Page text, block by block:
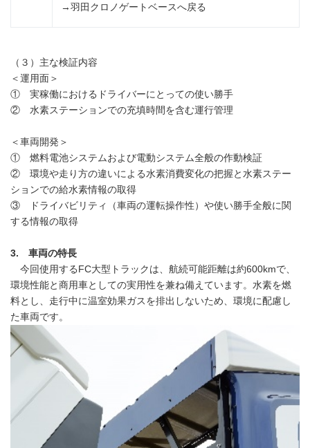
→羽田クロノゲートベースへ戻る
（３）主な検証内容
＜運用面＞
① 実稼働におけるドライバーにとっての使い勝手
② 水素ステーションでの充填時間を含む運行管理
＜車両開発＞
① 燃料電池システムおよび電動システム全般の作動検証
② 環境や走り方の違いによる水素消費変化の把握と水素ステー
ションでの給水素情報の取得
③ ドライバビリティ（車両の運転操作性）や使い勝手全般に関
する情報の取得
3. 車両の特長
今回使用するFC大型トラックは、航続可能距離は約600kmで、
環境性能と商用車としての実用性を兼ね備えています。水素を燃
料とし、走行中に温室効果ガスを排出しないため、環境に配慮し
た車両です。